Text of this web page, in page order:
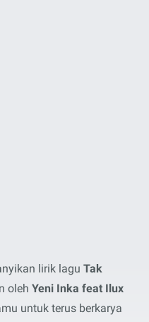
lirik lagu Tak
oleh Yeni Inka feat Ilux
untuk terus berkarya